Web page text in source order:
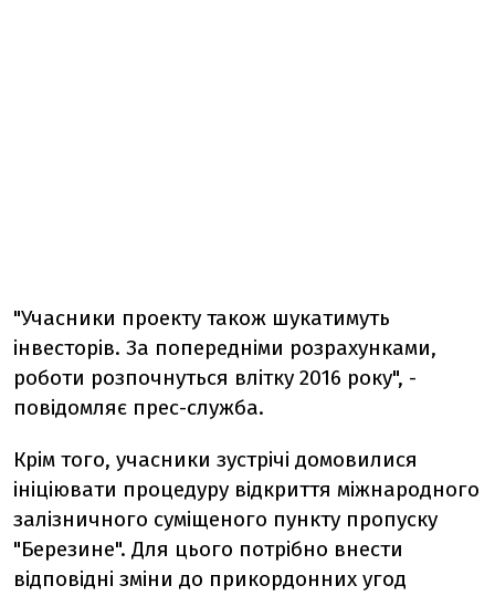
"Учасники проекту також шукатимуть
інвесторів. За попередніми розрахунками,
роботи розпочнуться влітку 2016 року", -
повідомляє прес-служба.
Крім того, учасники зустрічі домовилися
ініціювати процедуру відкриття міжнародного
залізничного суміщеного пункту пропуску
"Березине". Для цього потрібно внести
відповідні зміни до прикордонних угод